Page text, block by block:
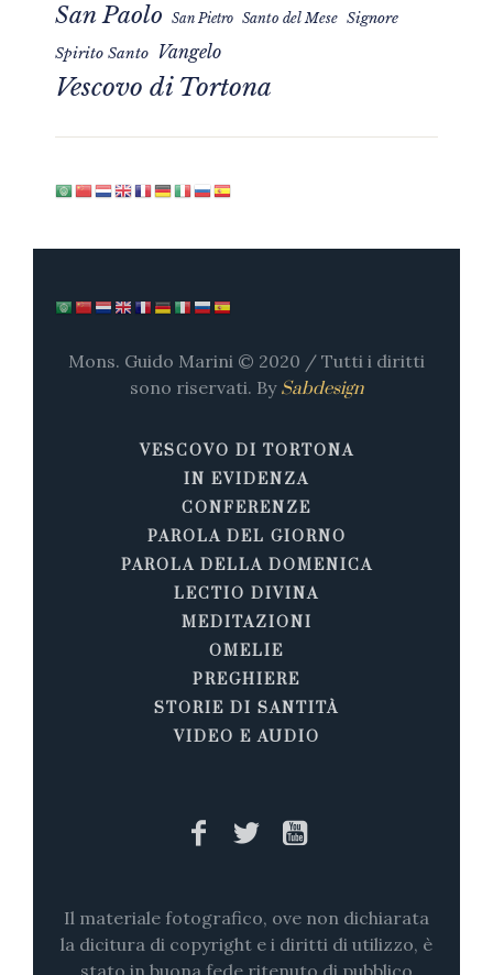
San Paolo San Pietro Santo del Mese Signore
Spirito Santo Vangelo
Vescovo di Tortona
Mons. Guido Marini © 2020 / Tutti i diritti
sono riservati. By Sabdesign
VESCOVO DI TORTONA
IN EVIDENZA
CONFERENZE
PAROLA DEL GIORNO
PAROLA DELLA DOMENICA
LECTIO DIVINA
MEDITAZIONI
OMELIE
PREGHIERE
STORIE DI SANTITÀ
VIDEO E AUDIO
Il materiale fotografico, ove non dichiarata
la dicitura di copyright e i diritti di utilizzo, è